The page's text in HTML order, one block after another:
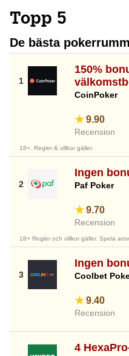
Topp 5
De bästa
150%
CoinPoker
9.90
Recension
18+. Regler & villkor gäller.
Ingen
Paf Poker
9.70
Recension
18+ Regler och villkor gäller. Spela
Ingen
Coolbet
9.40
Recension
4